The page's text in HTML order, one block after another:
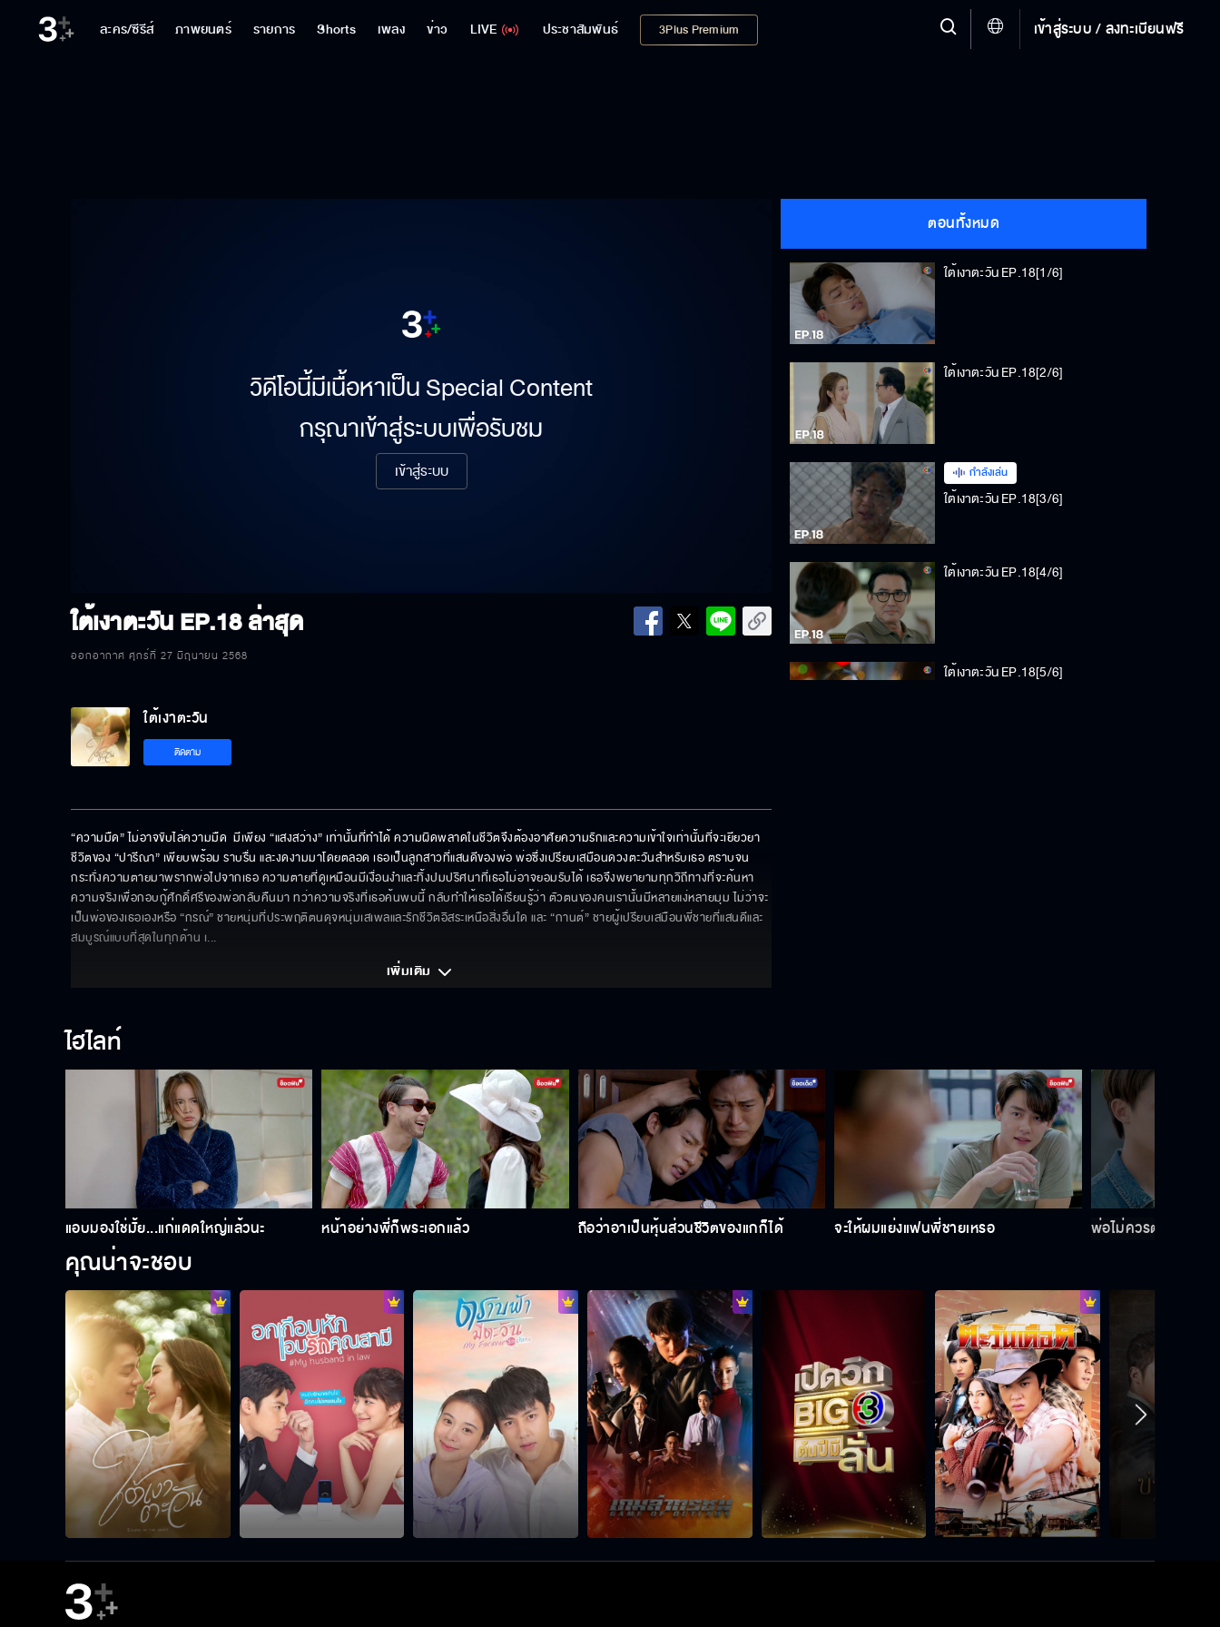
ละคร/ซีรีส์ ภาพยนตร์ รายการ Shorts เพลง ข่าว LIVE ประชาสัมพันธ์ 3Plus Premium เข้าสู่ระบบ / ลงทะเบียนฟรี
วิดีโอนี้มีเนื้อหาเป็น Special Content
กรุณาเข้าสู่ระบบเพื่อรับชม
เข้าสู่ระบบ
ใต้เงาตะวันEP.18 ล่าสุด
ออกอากาศ ศุกร์ที่ 27 มิถุนายน 2568
ตอนทั้งหมด
ใต้เงาตะวัน EP.18[1/6]
ใต้เงาตะวัน EP.18[2/6]
กำลังเล่น
ใต้เงาตะวัน EP.18[3/6]
ใต้เงาตะวัน EP.18[4/6]
ใต้เงาตะวัน EP.18[5/6]
ใต้เงาตะวัน
ติดตาม
“ความมืด” ไม่อาจขับไล่ความมืด  มีเพียง “แสงสว่าง” เท่านั้นที่ทำได้ ความผิดพลาดในชีวิตจึงต้องอาศัยความรักและความเข้าใจเท่านั้นที่จะเยียวยา
ชีวิตของ “ปารีณา” เพียบพร้อม ราบรื่น และงดงามมาโดยตลอด เธอเป็นลูกสาวที่แสนดีของพ่อ พ่อซึ่งเปรียบเสมือนดวงตะวันสำหรับเธอ ตราบจน
กระทั่งความตายมาพรากพ่อไปจากเธอ ความตายที่ดูเหมือนมีเงื่อนงำและทิ้งปมปริศนาที่เธอไม่อาจยอมรับได้ เธอจึงพยายามทุกวิถีทางที่จะค้นหา
ความจริงเพื่อกอบกู้ศักดิ์ศรีของพ่อกลับคืนมา ทว่าความจริงที่เธอค้นพบนี้ กลับทำให้เธอได้เรียนรู้ว่า ตัวตนของคนเรานั้นมีหลายแง่หลายมุม ไม่ว่าจะ
เป็นพ่อของเธอเองหรือ “กรณ์” ชายหนุ่มที่ประพฤติตนดุจหนุ่มเสเพลและรักชีวิตอิสระเหนือสิ่งอื่นใด และ “กานต์” ชายผู้เปรียบเสมือนพี่ชายที่แสนดีและ
สมบูรณ์แบบที่สุดในทุกด้าน เ...
เพิ่มเติม
ไฮไลท์
แอบมองใช่มั้ย...แก่แดดใหญ่แล้วนะ หน้าอย่างพี่ก็พระเอกแล้ว ถือว่าอาเป็นหุ้นส่วนชีวิตของแกก็ได้ จะให้ผมแย่งแฟนพี่ชายเหรอ พ่อไม่ควรตายฟรี
คุณน่าจะชอบ